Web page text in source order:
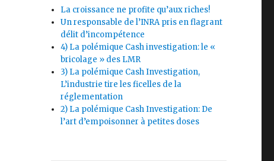
La croissance ne profite qu’aux riches!
Un responsable de l’INRA pris en flagrant
délit d’incompétence
4) La polémique Cash investigation: le «
bricolage » des LMR
3) La polémique Cash Investigation,
L’industrie tire les ficelles de la
réglementation
2) La polémique Cash Investigation: De
l’art d’empoisonner à petites doses